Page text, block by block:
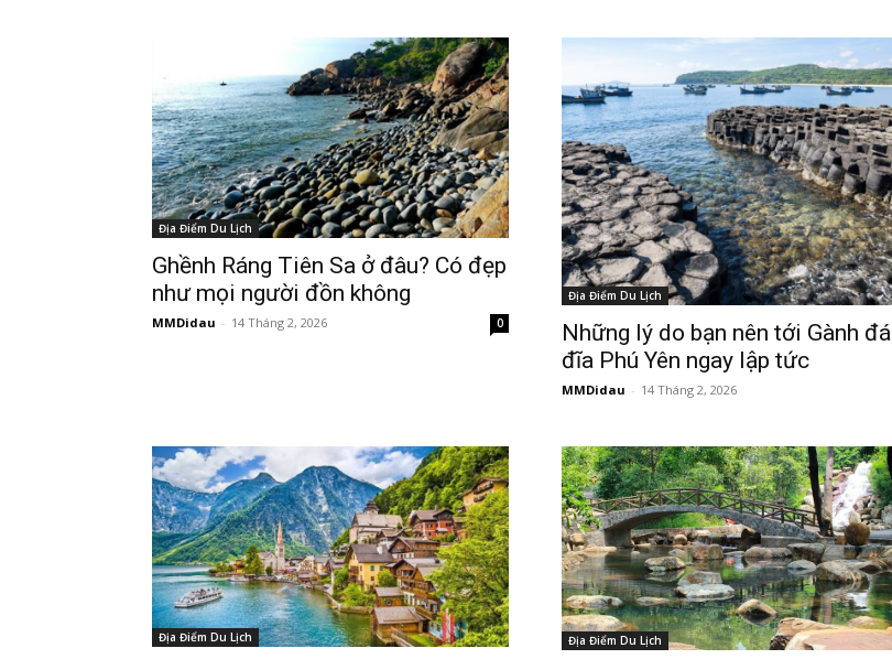
Địa Điểm Du Lịch
Ghềnh Ráng Tiên Sa ở đâu? Có đẹp
như mọi người đồn không
MMDidau - 14 Tháng 2, 2026 0
Địa Điểm Du Lịch
Những lý do bạn nên tới Gành đá
đĩa Phú Yên ngay lập tức
MMDidau - 14 Tháng 2, 2026
Địa Điểm Du Lịch Địa Điểm Du Lịch